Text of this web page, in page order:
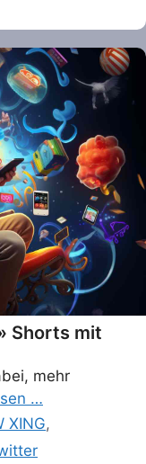
Shorts mit
mehr
…
XING,